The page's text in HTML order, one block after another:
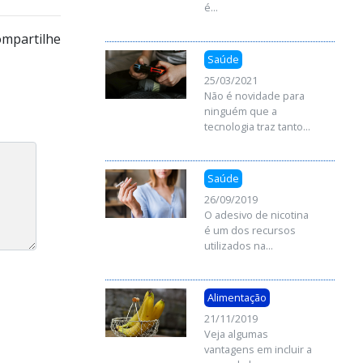
é...
Saúde
25/03/2021
Não é novidade para
ninguém que a
tecnologia traz tanto...
Saúde
26/09/2019
O adesivo de nicotina
é um dos recursos
utilizados na...
Alimentação
21/11/2019
Veja algumas
vantagens em incluir a